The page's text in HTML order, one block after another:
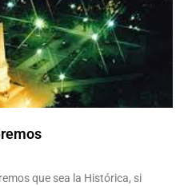
que sea la Histórica, si